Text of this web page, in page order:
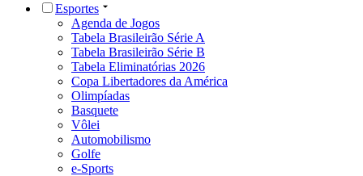
Esportes
Agenda de Jogos
Tabela Brasileirão Série A
Tabela Brasileirão Série B
Tabela Eliminatórias 2026
Copa Libertadores da América
Olimpíadas
Basquete
Vôlei
Automobilismo
Golfe
e-Sports